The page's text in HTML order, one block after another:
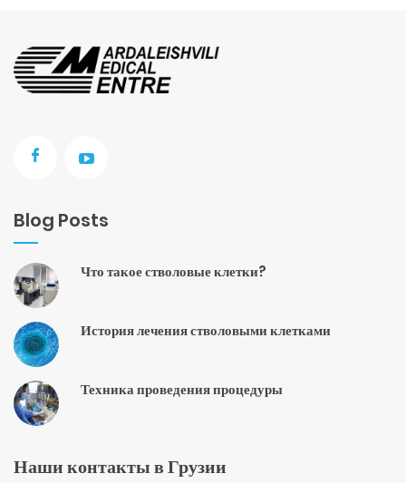
Blog Posts
Что такое стволовые клетки?
История лечения стволовыми клетками
Техника проведения процедуры
Наши контакты в Грузии